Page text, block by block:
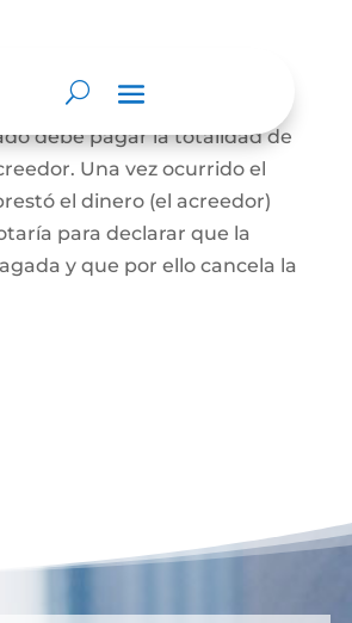
Hipoteca
una hipoteca, el dueño del
debe pagar la totalidad de
Una vez ocurrido el
el dinero (el acreedor)
para declarar que la
y que por ello cancela la